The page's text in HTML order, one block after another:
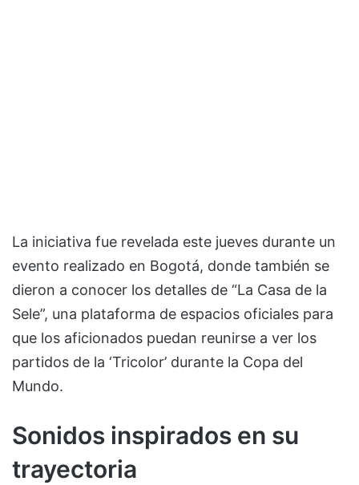
La iniciativa fue revelada este jueves durante un
evento realizado en Bogotá, donde también se
dieron a conocer los detalles de “La Casa de la
Sele”, una plataforma de espacios oficiales para
que los aficionados puedan reunirse a ver los
partidos de la ‘Tricolor’ durante la Copa del
Mundo.
Sonidos inspirados en su
trayectoria